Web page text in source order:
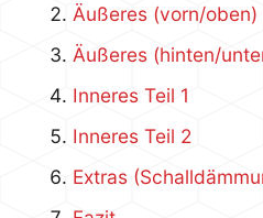
Äußeres (vorn/oben)
Äußeres (hinten/
Inneres Teil 1
Inneres Teil 2
Extras